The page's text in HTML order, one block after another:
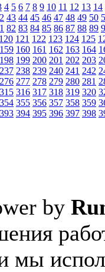
4 5 6 7 8 9 10 11 12 13 14
43 44 45 46 47 48 49 50
82 83 84 85 86 87 88 89
120 121 122 123 124 125
159 160 161 162 163 164
198 199 200 201 202 203
237 238 239 240 241 242
276 277 278 279 280 281
315 316 317 318 319 320
354 355 356 357 358 359
393 394 395 396 397 398
by
мы